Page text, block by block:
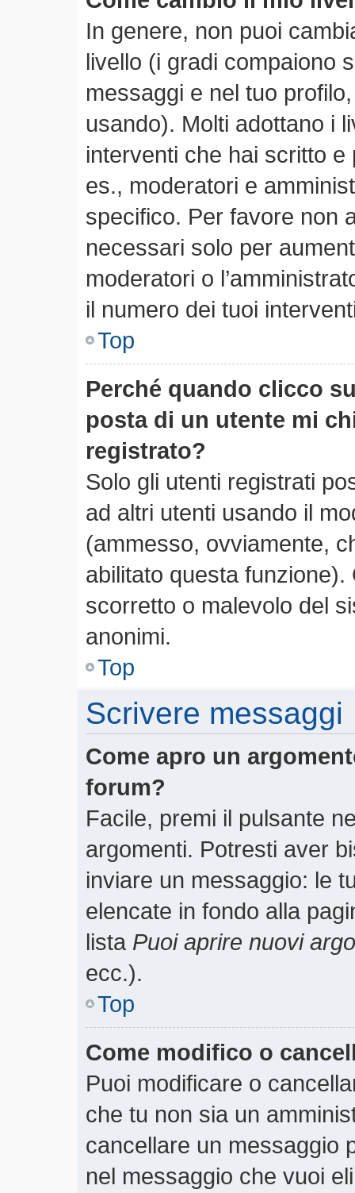
In genere, non puoi
livello (i gradi compaiono
messaggi e nel tuo
usando). Molti adottano i
interventi che hai scritto
es., moderatori e
specifico. Per favore non
necessari solo per
moderatori o
il numero dei tuoi
Top
Perché quando clicco
posta di un utente mi
registrato?
Solo gli utenti registrati
ad altri utenti usando il
(ammesso, ovviamente,
abilitato questa
scorretto o malevolo del
anonimi.
Top
Scrivere messaggi
Come apro un
forum?
Facile, premi il pulsante
argomenti. Potresti aver
inviare un messaggio: le
elencate in fondo alla
lista Puoi aprire nuovi
ecc.).
Top
Come modifico o
Puoi modificare o
che tu non sia un
cancellare un messaggio
nel messaggio che vuoi